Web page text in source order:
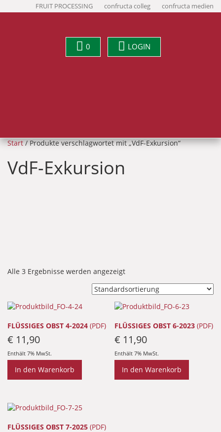
FRUIT PROCESSING confructa colleg confructa medien
0 LOGIN
Start/ Produkte verschlagwortet mit „VdF-Exkursion“
VdF-Exkursion
Alle 3 Ergebnisse werden angezeigt
FLÜSSIGES OBST 4-2024 (PDF)
€ 11,90
Enthält 7% MwSt.
In den Warenkorb
FLÜSSIGES OBST 6-2023 (PDF)
€ 11,90
Enthält 7% MwSt.
In den Warenkorb
FLÜSSIGES OBST 7-2025 (PDF)